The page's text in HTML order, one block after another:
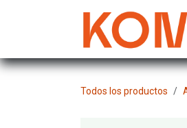
Todos los productos